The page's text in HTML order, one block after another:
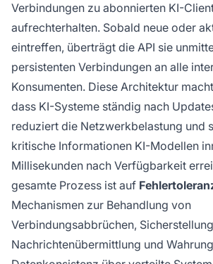
Verbindungen zu abonnierten KI-
aufrechterhalten. Sobald neue oder
eintreffen, überträgt die API sie
persistenten Verbindungen an alle
Konsumenten. Diese Architektur
dass KI-Systeme ständig nach
reduziert die Netzwerkbelastung und
kritische Informationen KI-Modellen
Millisekunden nach Verfügbarkeit
gesamte Prozess ist auf
Mechanismen zur Behandlung von
Verbindungsabbrüchen,
Nachrichtenübermittlung und